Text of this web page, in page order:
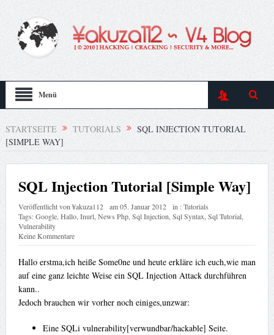
Menü
STARTSEITE TUTORIALS
SQL INJECTION TUTORIAL
[SIMPLE WAY]
SQL Injection Tutorial [Simple Way]
Veröffentlicht von¥akuza112 am05. Januar 2012 in :Tutorials
Tags:Google, Hallo, Inurl, News Php, Sql Injection Sql Syntax Sql Tutorial,
Vulnerability
Keine Kommentare
Hallo erstma,ich heiße Some0ne und heute erkläre ich euch,wie man
auf eine ganz leichte Weise ein SQL Injection Attack durchführen
kann..
Jedoch brauchen wir vorher noch einiges,unzwar:
Eine SQLi vulnerability[verwundbar/hackable] Seite.